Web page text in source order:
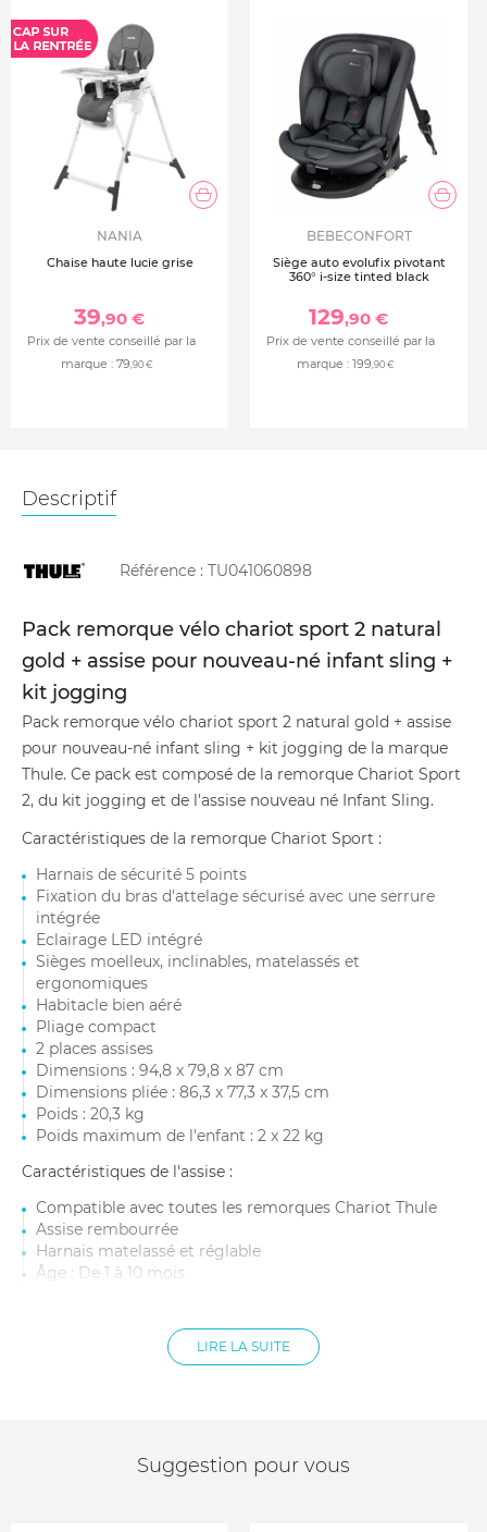
NANIA
Chaise haute lucie grise
39,90 €
Prix de vente conseillé par la
marque : 79,90 €
BEBECONFORT
Siège auto evolufix pivotant
360° i-size tinted black
129,90 €
Prix de vente conseillé par la
marque : 199,90 €
Descriptif
Référence : TU041060898
Pack remorque vélo chariot sport 2 natural
gold + assise pour nouveau-né infant sling +
kit jogging
Pack remorque vélo chariot sport 2 natural gold + assise
pour nouveau-né infant sling + kit jogging de la marque
Thule. Ce pack est composé de la remorque Chariot Sport
2, du kit jogging et de l'assise nouveau né Infant Sling.
Caractéristiques de la remorque Chariot Sport :
Harnais de sécurité 5 points
Fixation du bras d'attelage sécurisé avec une serrure
intégrée
Eclairage LED intégré
Sièges moelleux, inclinables, matelassés et
ergonomiques
Habitacle bien aéré
Pliage compact
2 places assises
Dimensions : 94,8 x 79,8 x 87 cm
Dimensions pliée : 86,3 x 77,3 x 37,5 cm
Poids : 20,3 kg
Poids maximum de l'enfant : 2 x 22 kg
Caractéristiques de l'assise :
Compatible avec toutes les remorques Chariot Thule
Assise rembourrée
Harnais matelassé et réglable
Âge : De 1 à 10 mois
Matière : 100% PET
Facile à installer sur la remorque grâce au système
LIRE LA SUITE
Suggestion pour vous